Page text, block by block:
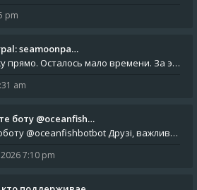
pm
seamoonpa…
💡 Друзья, скажу прямо. Осталось мало времени. За это время нам нужно закрыть последние обязательные расходы: около 500
am
боту @oceanfish…
Звіти пишіть роботу @oceanfishbotbot Друзі, важливе повідомлення для учасників форума. Основне звернення опублікован
7:10 pm